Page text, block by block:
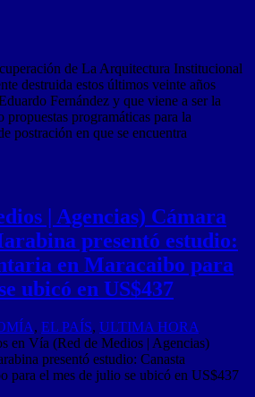
de La Arquitectura Institucional
destruida estos últimos veinte años
Fernández y que viene a ser la
propuestas programáticas para la
postración en que se encuentra
| Agencias) Cámara
presentó estudio:
en Maracaibo para
ubicó en US$437
, EL PAÍS, ULTIMA HORA
en Vía (Red de Medios | Agencias)
presentó estudio: Canasta
para el mes de julio se ubicó en US$437